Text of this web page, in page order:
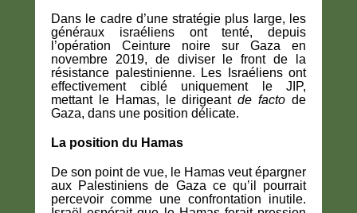
Dans le cadre d’une stratégie plus large, les
généraux israéliens ont tenté, depuis
l’opération Ceinture noire sur Gaza en
novembre 2019, de diviser le front de la
résistance palestinienne. Les Israéliens ont
effectivement ciblé uniquement le JIP,
mettant le Hamas, le dirigeantde facto de
Gaza, dans une position délicate.
La position du Hamas
De son point de vue, le Hamas veut épargner
aux Palestiniens de Gaza ce qu’il pourrait
percevoir comme une confrontation inutile.